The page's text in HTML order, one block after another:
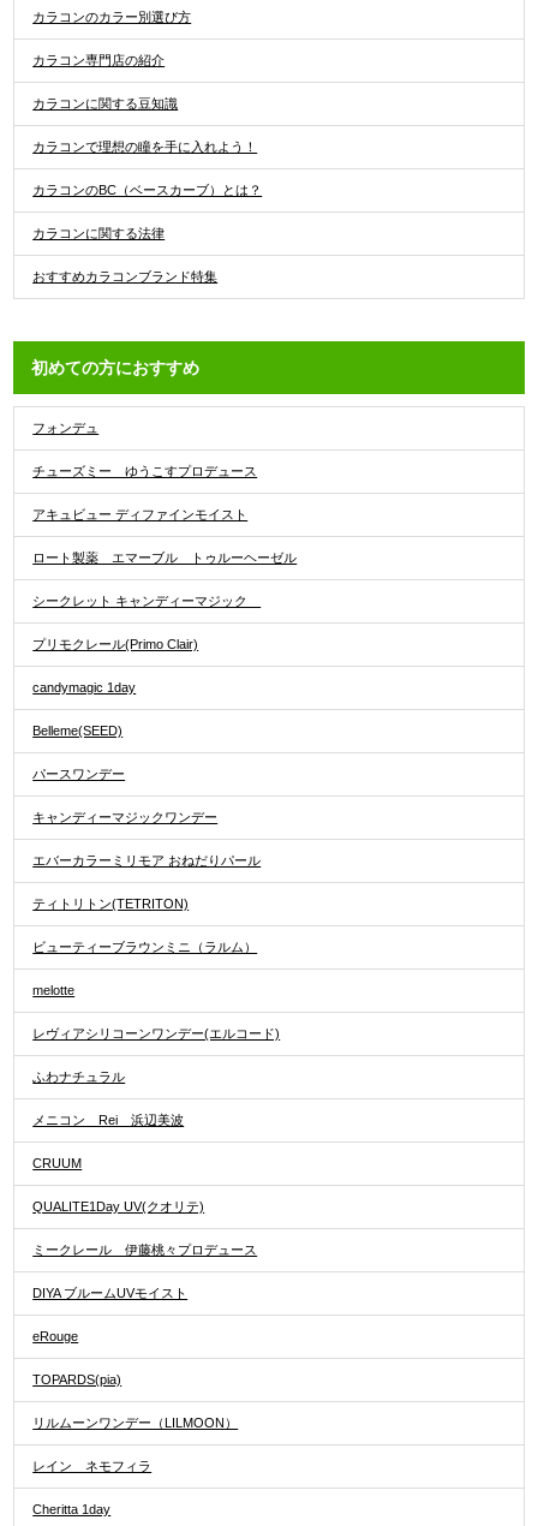
カラコンのカラー別選び方
カラコン専門店の紹介
カラコンに関する豆知識
カラコンで理想の瞳を手に入れよう！
カラコンのBC（ベースカーブ）とは？
カラコンに関する法律
おすすめカラコンブランド特集
初めての方におすすめ
フォンデュ
チューズミー ゆうこすプロデュース
アキュビュー ディファインモイスト
ロート製薬 エマーブル トゥルーヘーゼル
シークレット キャンディーマジック
プリモクレール(Primo Clair)
candymagic 1day
Belleme(SEED)
パースワンデー
キャンディーマジックワンデー
エバーカラーミリモア おねだりパール
ティトリトン(TETRITON)
ビューティーブラウンミニ（ラルム）
melotte
レヴィアシリコーンワンデー(エルコード)
ふわナチュラル
メニコン Rei 浜辺美波
CRUUM
QUALITE1Day UV(クオリテ)
ミークレール 伊藤桃々プロデュース
DIYA ブルームUVモイスト
eRouge
TOPARDS(pia)
リルムーンワンデー（LILMOON）
レイン ネモフィラ
Cheritta 1day